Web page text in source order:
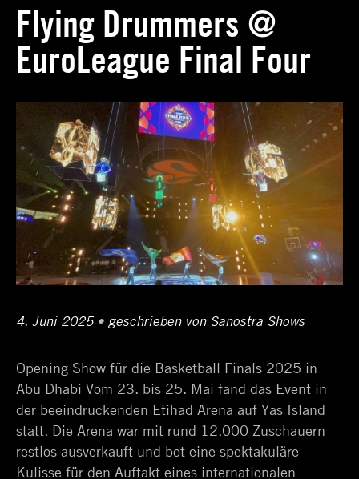
Flying Drummers @
EuroLeague Final Four
Posted
4. Juni 20254.
2025
• Author
geschrieben von Sanostra Shows
Opening Show für die Basketball Finals 2025 in
Abu Dhabi Vom 23. bis 25. Mai fand das Event in
der beeindruckenden Etihad Arena auf Yas Island
statt. Die Arena war mit rund 12.000 Zuschauern
restlos ausverkauft und bot eine spektakuläre
Kulisse für den Auftakt eines internationalen